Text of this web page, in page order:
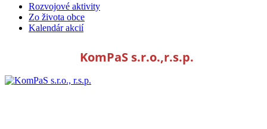
Rozvojové aktivity
Zo života obce
Kalendár akcií
KomPaS s.r.o.,r.s.p.